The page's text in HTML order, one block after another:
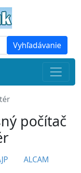
Vyhľadávanie
počítač
ALCAM